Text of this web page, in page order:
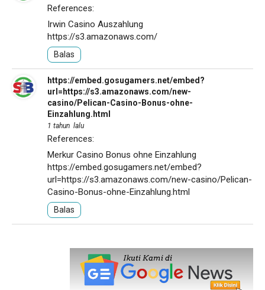
References:
Irwin Casino Auszahlung
https://s3.amazonaws.com/
Balas
https://embed.gosugamers.net/embed?
url=https://s3.amazonaws.com/new-
casino/Pelican-Casino-Bonus-ohne-
Einzahlung.html
1 tahun lalu
References:
Merkur Casino Bonus ohne Einzahlung
https://embed.gosugamers.net/embed?
url=https://s3.amazonaws.com/new-casino/Pelican-
Casino-Bonus-ohne-Einzahlung.html
Balas